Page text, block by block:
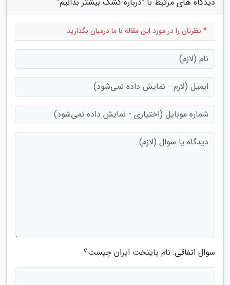
* نظرتان را در مورد این مقاله با ما درمیان بگذارید
سوال اتفاقی: نام پایتخت ایران چیست؟